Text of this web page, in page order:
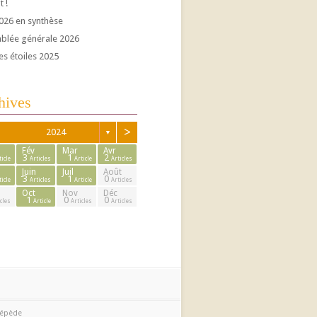
!
en synthèse
générale 2026
étoiles 2025
2024 ▼ >
Fév
3 Articles
Mar
1 Article
Avr
2 Articles
Juin
3 Articles
Juil
1 Article
Août
0 Articles
Oct
1 Article
Nov
0 Articles
Déc
0 Articles